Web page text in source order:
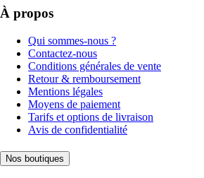
À propos
Qui sommes-nous ?
Contactez-nous
Conditions générales de vente
Retour & remboursement
Mentions légales
Moyens de paiement
Tarifs et options de livraison
Avis de confidentialité
Nos boutiques